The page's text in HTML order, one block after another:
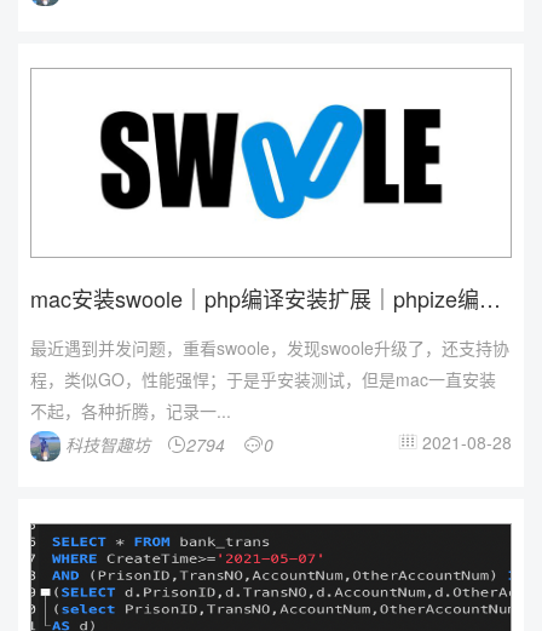
mac安装swoole｜php编译安装扩展｜phpize编
最近遇到并发问题，重看swoole，发现swoole升级了，还支持协
程，类似GO，性能强悍；于是乎安装测试，但是mac一直安装
不起，各种折腾，记录一...
科技智趣坊
2794 0  2021-08-28